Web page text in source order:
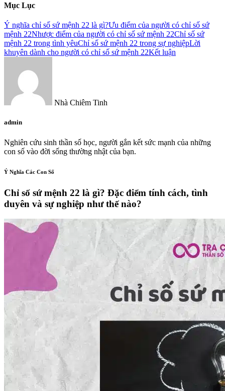
Mục Lục
Ý nghĩa chỉ số sứ mệnh 22 là gì?Ưu điểm của người có chỉ số sứ
mệnh 22Nhược điểm của người có chỉ số sứ mệnh 22Chỉ số sứ
mệnh 22 trong tình yêuChỉ số sứ mệnh 22 trong sự nghiệpLời
khuyên dành cho người có chỉ số sứ mệnh 22Kết luận
Nhà Chiêm Tinh
admin
Nghiên cứu sinh thần số học, người gắn kết sức mạnh của những
con số vào đời sống thường nhật của bạn.
Ý Nghĩa Các Con Số
Chỉ số sứ mệnh 22 là gì? Đặc điểm tính cách, tình
duyên và sự nghiệp như thế nào?